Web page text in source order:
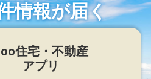
情報が届く
住宅・不動産
アプリ